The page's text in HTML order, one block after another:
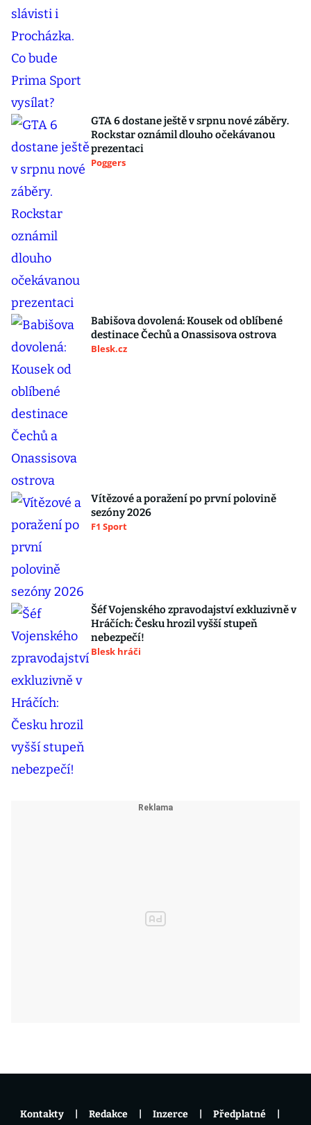
GTA 6 dostane ještě v srpnu nové záběry.
Rockstar oznámil dlouho očekávanou
prezentaci
Poggers
Babišova dovolená: Kousek od oblíbené
destinace Čechů a Onassisova ostrova
Blesk.cz
Vítězové a poražení po první polovině
sezóny 2026
F1 Sport
Šéf Vojenského zpravodajství exkluzivně v
Hráčích: Česku hrozil vyšší stupeň
nebezpečí!
Blesk hráči
Kontakty Redakce Inzerce Předplatné